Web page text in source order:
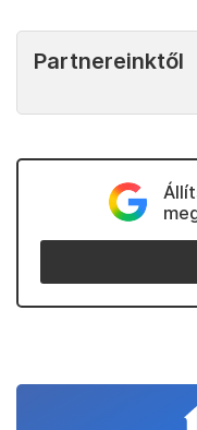
Partnereinktől